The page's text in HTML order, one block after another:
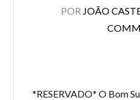
POR JOÃO
*RESERVADO* O Bom